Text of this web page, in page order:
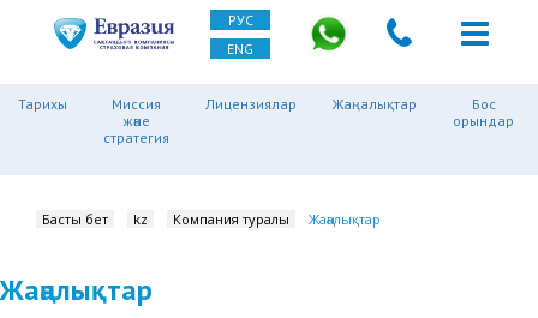
РУС
ENG
Тарихы
Миссия
және
стратегия
Лицензиялар Жаңалықтар
Бос
орындар
Басты бет kz Компания туралы Жаңалықтар
Жаңалықтар